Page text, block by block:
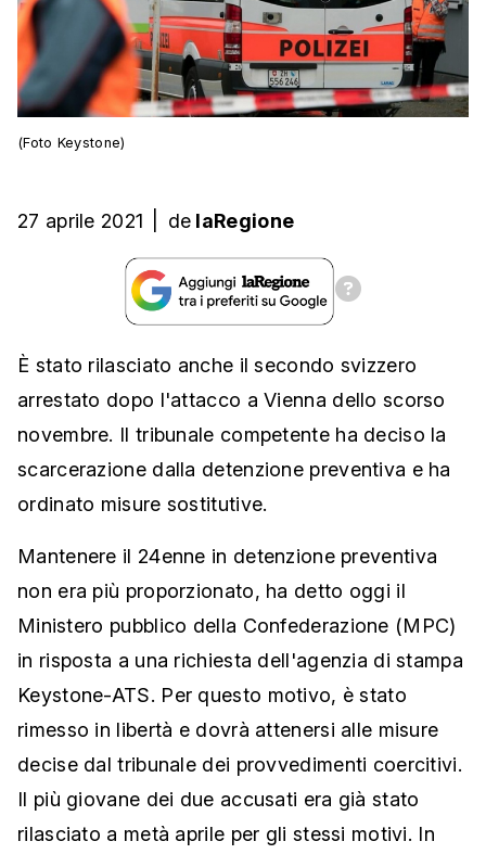
(Foto Keystone)
27 aprile 2021 de laRegione
È stato rilasciato anche il secondo svizzero
arrestato dopo l'attacco a Vienna dello scorso
novembre. Il tribunale competente ha deciso la
scarcerazione dalla detenzione preventiva e ha
ordinato misure sostitutive.
Mantenere il 24enne in detenzione preventiva
non era più proporzionato, ha detto oggi il
Ministero pubblico della Confederazione (MPC)
in risposta a una richiesta dell'agenzia di stampa
Keystone-ATS. Per questo motivo, è stato
rimesso in libertà e dovrà attenersi alle misure
decise dal tribunale dei provvedimenti coercitivi.
Il più giovane dei due accusati era già stato
rilasciato a metà aprile per gli stessi motivi. In